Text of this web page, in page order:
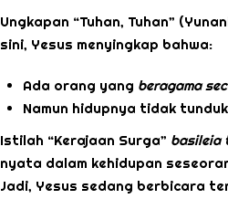
Ungkapan “Tuhan, Tuhan”
sini, Yesus menyingkap bahwa:
Ada orang yang beragama
Namun hidupnya tidak
Istilah “Kerajaan Surga” basileia
nyata dalam kehidupan
Jadi, Yesus sedang berbicara